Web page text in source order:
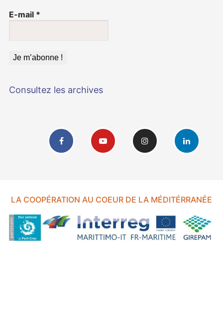
E-mail *
Consultez les archives
LA COOPÉRATION AU COEUR DE LA MÉDITÉRRANÉE